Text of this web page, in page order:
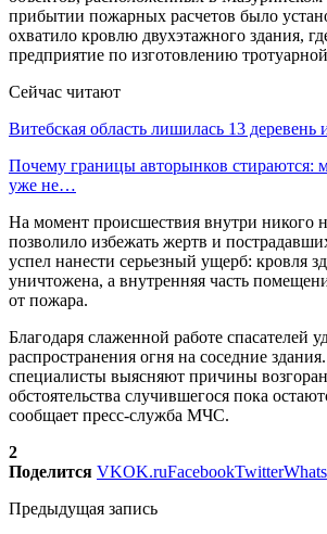
прибытии пожарных расчетов было
охватило кровлю двухэтажного здания,
предприятие по изготовлению
Сейчас читают
Витебская область лишилась 13
Почему границы авторынков
уже не…
На момент происшествия внутри никого
позволило избежать жертв и
успел нанести серьезный ущерб: кровля
уничтожена, а внутренняя часть
от пожара.
Благодаря слаженной работе спасателей
распространения огня на соседние
специалисты выясняют причины
обстоятельства случившегося пока
сообщает пресс-служба МЧС.
2
Поделится VKOK.ruFacebookTwitter
Предыдущая запись